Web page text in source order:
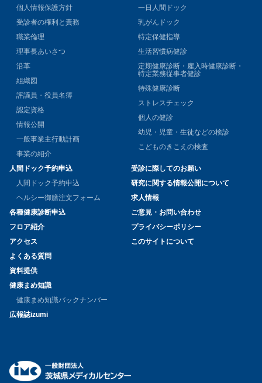
個人情報保護方針
受診者の権利と責務
職業倫理
理事長あいさつ
沿革
組織図
評議員・役員名簿
認定資格
情報公開
一般事業主行動計画
事業の紹介
一日人間ドック
乳がんドック
特定保健指導
生活習慣病健診
定期健康診断・雇入時健康診断・
特定業務従事者健診
特殊健康診断
ストレスチェック
個人の健診
幼児・児童・生徒などの検診
こどものきこえの検査
人間ドック予約申込
人間ドック予約申込
ヘルシー御膳注文フォーム
各種健康診断申込
フロア紹介
アクセス
よくある質問
資料提供
健康まめ知識
健康まめ知識バックナンバー
広報誌izumi
受診に際してのお願い
研究に関する情報公開について
求人情報
ご意見・お問い合わせ
プライバシーポリシー
このサイトについて